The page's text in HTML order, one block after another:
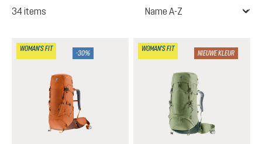
34 items
WOMAN'S FIT
-30%
WOMAN'S FIT
NIEUWE KLEUR